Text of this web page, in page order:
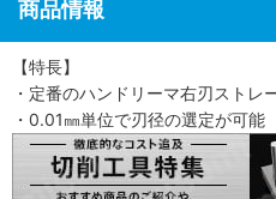
商品情報
【特長】
・定番のハンドリーマ右刃ストレ
・0.01㎜単位で刃径の選定が可能